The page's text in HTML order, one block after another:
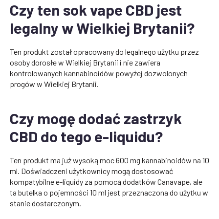
Czy ten sok vape CBD jest
legalny w Wielkiej Brytanii?
Ten produkt został opracowany do legalnego użytku przez
osoby dorosłe w Wielkiej Brytanii i nie zawiera
kontrolowanych kannabinoidów powyżej dozwolonych
progów w Wielkiej Brytanii.
Czy mogę dodać zastrzyk
CBD do tego e-liquidu?
Ten produkt ma już wysoką moc 600 mg kannabinoidów na 10
ml. Doświadczeni użytkownicy mogą dostosować
kompatybilne e-liquidy za pomocą dodatków Canavape, ale
ta butelka o pojemności 10 ml jest przeznaczona do użytku w
stanie dostarczonym.